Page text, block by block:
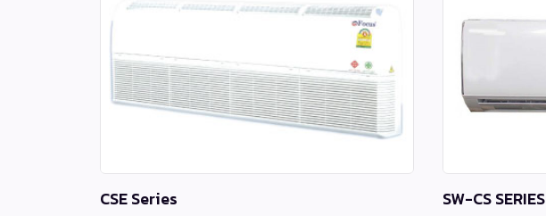
CSE Series SW-CS SERIES